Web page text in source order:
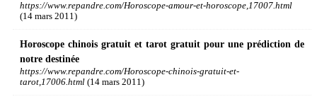
https://www.repandre.com/Horoscope-amour-et-horoscope,17007.html
(14 mars 2011)
Horoscope chinois gratuit et tarot gratuit pour une prédiction de
notre destinée
https://www.repandre.com/Horoscope-chinois-gratuit-et-
tarot,17006.html (14 mars 2011)